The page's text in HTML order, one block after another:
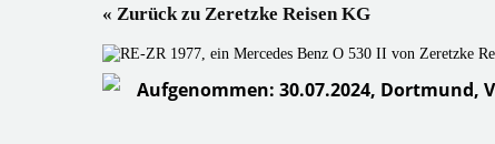
« Zurück zu Zeretzke Reisen KG
Aufgenommen: 30.07.2024, Dortmund,